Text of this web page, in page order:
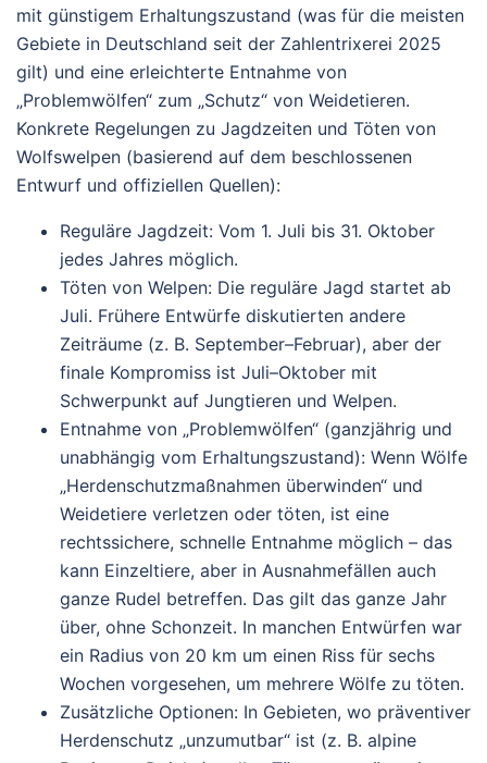
mit günstigem Erhaltungszustand (was für die meisten
Gebiete in Deutschland seit der Zahlentrixerei 2025
gilt) und eine erleichterte Entnahme von
„Problemwölfen“ zum „Schutz“ von Weidetieren.
Konkrete Regelungen zu Jagdzeiten und Töten von
Wolfswelpen (basierend auf dem beschlossenen
Entwurf und offiziellen Quellen):
Reguläre Jagdzeit: Vom 1. Juli bis 31. Oktober
jedes Jahres möglich.
Töten von Welpen: Die reguläre Jagd startet ab
Juli. Frühere Entwürfe diskutierten andere
Zeiträume (z. B. September–Februar), aber der
finale Kompromiss ist Juli–Oktober mit
Schwerpunkt auf Jungtieren und Welpen.
Entnahme von „Problemwölfen“ (ganzjährig und
unabhängig vom Erhaltungszustand): Wenn Wölfe
„Herdenschutzmaßnahmen überwinden“ und
Weidetiere verletzen oder töten, ist eine
rechtssichere, schnelle Entnahme möglich – das
kann Einzeltiere, aber in Ausnahmefällen auch
ganze Rudel betreffen. Das gilt das ganze Jahr
über, ohne Schonzeit. In manchen Entwürfen war
ein Radius von 20 km um einen Riss für sechs
Wochen vorgesehen, um mehrere Wölfe zu töten.
Zusätzliche Optionen: In Gebieten, wo präventiver
Herdenschutz „unzumutbar“ ist (z. B. alpine